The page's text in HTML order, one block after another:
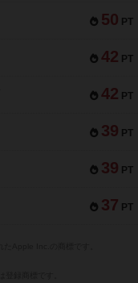
50 PT
42 PT
42 PT
39 PT
39 PT
37 PT